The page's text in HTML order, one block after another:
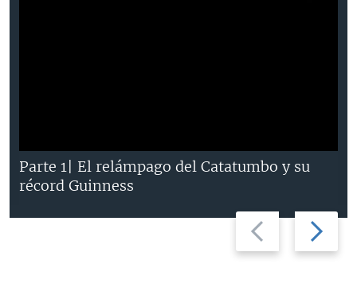
Previous
slide
Next
slide
Parte 1| El relámpago del Catatumbo y su
récord Guinness